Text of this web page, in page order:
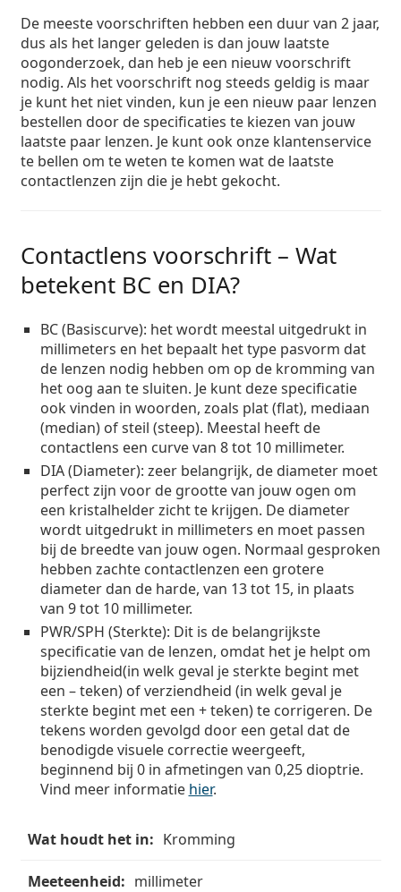
De meeste voorschriften hebben een duur van 2 jaar,
dus als het langer geleden is dan jouw laatste
oogonderzoek, dan heb je een nieuw voorschrift
nodig. Als het voorschrift nog steeds geldig is maar
je kunt het niet vinden, kun je een nieuw paar lenzen
bestellen door de specificaties te kiezen van jouw
laatste paar lenzen. Je kunt ook onze klantenservice
te bellen om te weten te komen wat de laatste
contactlenzen zijn die je hebt gekocht.
Contactlens voorschrift – Wat
betekent BC en DIA?
BC (Basiscurve): het wordt meestal uitgedrukt in
millimeters en het bepaalt het type pasvorm dat
de lenzen nodig hebben om op de kromming van
het oog aan te sluiten. Je kunt deze specificatie
ook vinden in woorden, zoals plat (flat), mediaan
(median) of steil (steep). Meestal heeft de
contactlens een curve van 8 tot 10 millimeter.
DIA (Diameter): zeer belangrijk, de diameter moet
perfect zijn voor de grootte van jouw ogen om
een kristalhelder zicht te krijgen. De diameter
wordt uitgedrukt in millimeters en moet passen
bij de breedte van jouw ogen. Normaal gesproken
hebben zachte contactlenzen een grotere
diameter dan de harde, van 13 tot 15, in plaats
van 9 tot 10 millimeter.
PWR/SPH (Sterkte): Dit is de belangrijkste
specificatie van de lenzen, omdat het je helpt om
bijziendheid(in welk geval je sterkte begint met
een – teken) of verziendheid (in welk geval je
sterkte begint met een + teken) te corrigeren. De
tekens worden gevolgd door een getal dat de
benodigde visuele correctie weergeeft,
beginnend bij 0 in afmetingen van 0,25 dioptrie.
Vind meer informatie hier.
Wat
het
Kromming
millimeter